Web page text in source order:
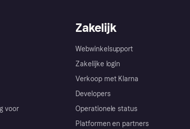
voor
Zakelijk
Webwinkelsupport
Zakelijke login
Verkoop met Klarna
Developers
Operationele status
Platformen en partners